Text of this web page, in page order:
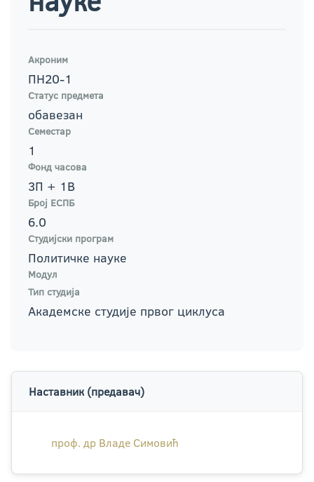
Акроним
ПН20-1
Статус предмета
обавезан
Семестар
1
Фонд часова
3П + 1В
Број ЕСПБ
6.0
Студијски програм
Политичке науке
Модул
Тип студија
Академске студије првог циклуса
Наставник (предавач)
проф. др Владе Симовић